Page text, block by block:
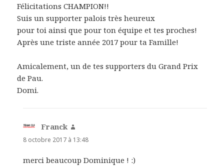
Félicitations CHAMPION!!
Suis un supporter palois très heureux
pour toi ainsi que pour ton équipe et tes proches!
Après une triste année 2017 pour ta Famille!
Amicalement, un de tes supporters du Grand Prix
de Pau.
Domi.
Franck
8 octobre 2017 à 13:48
merci beaucoup Dominique ! :)